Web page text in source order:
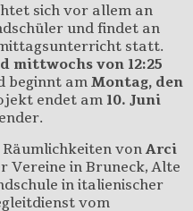
sich vor allem an
und findet an
statt.
mittwochs von 12:25
beginnt amMontag, den
endet am 10. Juni
von Arci
Vereine in Bruneck, Alte
in italienischer
vom